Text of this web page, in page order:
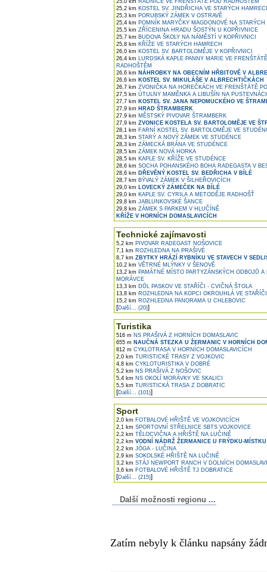
25,0 km RADNICE VE FRENŠTÁTĚ POD RADHOŠTĚM
25,2 km KOSTEL SV. JINDŘICHA VE STARÝCH
25,3 km PORUBSKÝ ZÁMEK V OSTRAVĚ
25,4 km POMNÍK MARYČKY MAGDONOVÉ NA
25,5 km ZŘÍCENINA HRADU ŠOSTÝN U KOPŘIVNICE
25,7 km BUDOVA ŠKOLY NA NÁMĚSTÍ V KOPŘIVNICI
25,8 km KŘÍŽE VE STARÝCH HAMRECH
26,0 km KOSTEL SV. BARTOLOMĚJE V KOPŘIVNICI
26,4 km LURDSKÁ KAPLE PANNY MARIE VE
RADHOŠTĚM
26,6 km NÁHROBKY NA OBECNÍM HŘBITOVĚ V
26,6 km KOSTEL SV. MIKULÁŠE V ALBRECHTIČKÁCH
26,7 km ZVONIČKA NA HOREČKÁCH VE FRENŠTÁTĚ
27,5 km ÚTULNY MAMĚNKA A LIBUŠÍN NA
27,7 km KOSTEL SV. JANA NEPOMUCKÉHO VE
27,9 km HRAD ŠTRAMBERK
27,9 km MĚSTSKÝ PIVOVAR ŠTRAMBERK
27,9 km ZVONICE KOSTELA SV. BARTOLOMĚJE VE
28,1 km FARNÍ KOSTEL SV. BARTOLOMĚJE VE
28,3 km STARÝ A NOVÝ ZÁMEK VE STUDÉNCE
28,3 km ZÁMECKÁ BRÁNA VE STUDÉNCE
28,5 km ZÁMEK NOVÁ HORKA
28,5 km KAPLE SV. KŘÍŽE VE STUDÉNCE
28,6 km SOCHA POHANSKÉHO BOHA RADEGASTA V
28,6 km DŘEVĚNÝ KOSTEL SV. BEDŘICHA V BÍLÉ
28,7 km BÝVALÝ ZÁMEK V ŠILHEŘOVICÍCH
29,0 km LOVECKÝ ZÁMEČEK NA BÍLÉ
29,0 km KAPLE SV. CYRILA A METODĚJE RADHOŠŤ
29,8 km JABLUNKOVSKÉ ŠANCE
29,8 km ZÁMEK S PARKEM V HLUČÍNĚ
KŘÍŽE V HORNÍCH DOMASLAVICÍCH
Technické zajímavosti
5,2 km PIVOVAR RADEGAST NOŠOVICE
7,1 km ROZHLEDNA NA PRAŠIVÉ
8,7 km ZBYTKY HRÁZÍ RYBNÍKU VE STAVECH V
10,2 km VĚTRNÉ MLÝNKY V ŠENOVĚ
13,2 km PAMÁTNÉ MÍSTO PARTYZÁNSKÝCH ODBOJŮ A
MORÁVCE
13,3 km DŮL PASKOV VE STAŘÍČI - CVIČNÁ ŠTOLA
13,8 km ROZHLEDNA NA KOPCI OKROUHLÁ VE STAŘÍČI
15,2 km ROZHLEDNA PANORAMA U CHLEBOVIC
[Další... (20)]
Turistika
516 m NS PRAŠIVÁ Z HORNÍCH DOMASLAVIC
655 m NAUČNÁ STEZKA U ŽERMANIC V HORNÍCH
812 m CYKLOTRASA V HORNÍCH DOMASLAVICÍCH
2,0 km TURISTICKÉ TRASY Z VOJKOVIC
4,8 km CYKLOTURISTIKA V DOBRÉ
5,2 km NS PRAŠIVÁ Z NOŠOVIC
5,4 km NS OKOLÍ MORÁVKY VE SKALICI
5,5 km TURISTICKÁ TRASA Z DOBRATIC
[Další... (101)]
Sport
2,0 km FOTBALOVÉ HŘIŠTĚ VE VOJKOVICÍCH
2,1 km SPORTOVNÍ STŘELNICE SBTS VOJKOVICE
2,2 km TĚLOCVIČNA A HŘIŠTĚ NA LUČINĚ
2,2 km VODNÍ NÁDRŽ ŽERMANICE U FRÝDKU-MÍSTKU
2,2 km JÓGA - LUČINA
2,9 km SOKOLSKÉ HŘIŠTĚ NA LUČINĚ
3,2 km STÁJ NEWPORT RANCH V DOLNÍCH
3,6 km FOTBALOVÉ HŘIŠTĚ TJ DOBRATICE
[Další... (215)]
Další možnosti regionu ...
Zatím nebyly k článku napsány